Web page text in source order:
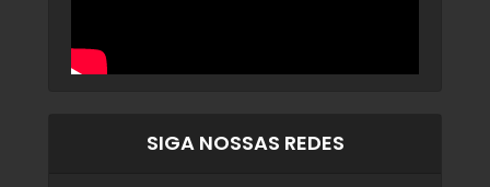
SIGA NOSSAS REDES